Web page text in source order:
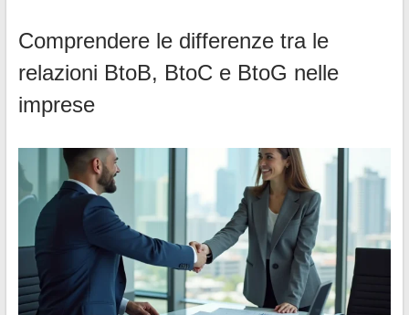
Comprendere le differenze tra le
relazioni BtoB, BtoC e BtoG nelle
imprese